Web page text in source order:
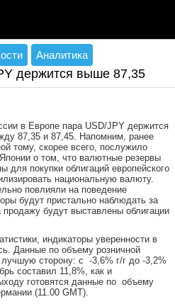
Аналитика
держится выше 87,35
в Европе пара USD/JPY держится
87,35 и 87,45. Напомним, ранее
тому, скорее всего, послужило
о том, что валютные резервы
для покупки облигаций европейского
национальную валюту.
повлияли на поведение
будут пристально наблюдать за
будут выставлены облигации
индикаторы уверенности в
Данные по объему розничной
сторону: с -3,6% г/г до -3,2%
составил 11,8%, как и
готовятся данные по объему
(11.00 GMT).